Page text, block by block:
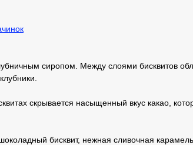
сиропом. Между слоями бисквитов
скрывается насыщенный вкус какао,
бисквит, нежная сливочная